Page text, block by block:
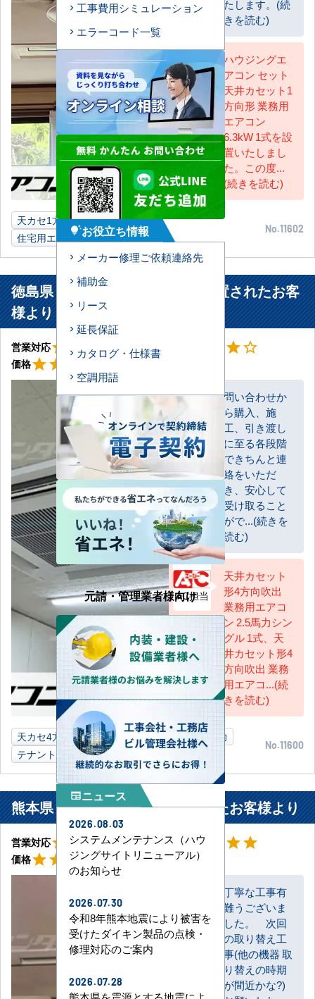
たします。(続
きを読む)
AC担当
ハウジングエ
アコン セット
天井カセット1
方向形 業務用
エアコン
6.3kW 1式を設
置いたしまし
た。この度...
(続きを読む)
天カセ1方向 6.3kW ご自宅
長野県
住宅用エアコン
No.11602
徳島県 徳島市 テナントビルに設置されたお客
様より
営業対応 星5
star star starstarstar工事対応 星4
starstar_border
価格 星5
starstar star star star
お客様
問い合わせか
ら購入、施
工、引き渡し
に至る各段階
できちんと連
絡をいただ
き、安心して
受け取ること
がで...(続きを
読む)
AC担当
天井カセット
形4方向吹出
業務用エアコ
ン 2.5馬力シン
グル 1式、天
井カセット形4
方向吹出 業務
用エアコ...(続
きを読む)
天カセ4方向 2.5馬力 天カセ4方向
1.8馬力
テナントビル
徳島県 業務用エアコン
No.11600
熊本県 宇土市 ご自宅に設置されたお客様より
営業対応 星5
star starstarstarstar工事対応 星5
starstar starstar
価格 星5
starstar starstarstar
お客様
丁寧な工事有
難うございま
した。 次回
の取り替え工
事(他の機器 取
り替えの時期
が間近かな?)
工事費用シミュレーション
エラーコード一覧
tips_and_updatesお役立ち情報
メーカー修理ご依頼連絡先
補助金
リース
延長保証
カタログ・仕様書
空調用語
元請・管理業者様向け
newspaperニュース
2026.08.03
システムメンテナンス（ハウ
ジングサイトリニューアル）
のお知らせ
2026.07.30
令和8年熊本地震により被害を
受けたダイキン製品の点検・
修理対応のご案内
2026.07.28